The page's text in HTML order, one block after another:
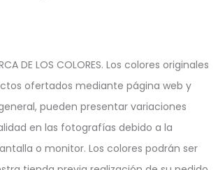
DE LOS COLORES. Los colores originales
ofertados mediante página web y
pueden presentar variaciones
en las fotografías debido a la
o monitor. Los colores podrán ser